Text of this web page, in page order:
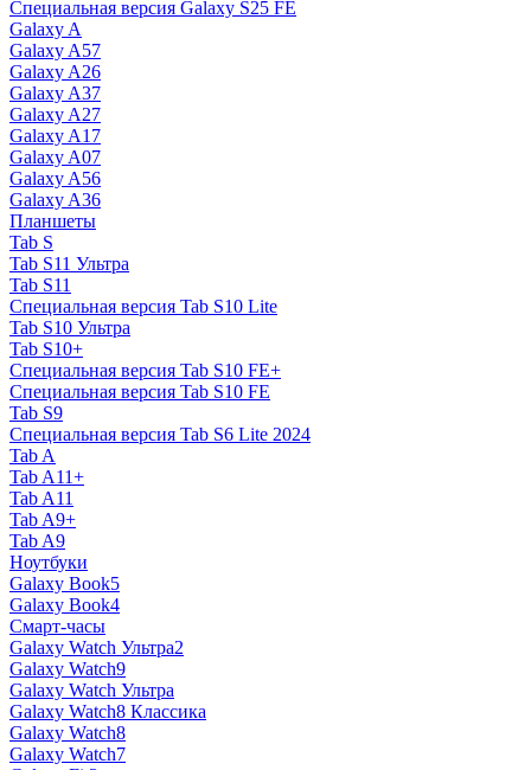
Специальная версия Galaxy S25 FE
Galaxy A
Galaxy A57
Galaxy A26
Galaxy A37
Galaxy A27
Galaxy A17
Galaxy A07
Galaxy A56
Galaxy A36
Планшеты
Tab S
Tab S11 Ультра
Tab S11
Специальная версия Tab S10 Lite
Tab S10 Ультра
Tab S10+
Специальная версия Tab S10 FE+
Специальная версия Tab S10 FE
Tab S9
Специальная версия Tab S6 Lite 2024
Tab A
Tab A11+
Tab A11
Tab A9+
Tab A9
Ноутбуки
Galaxy Book5
Galaxy Book4
Смарт-часы
Galaxy Watch Ультра2
Galaxy Watch9
Galaxy Watch Ультра
Galaxy Watch8 Классика
Galaxy Watch8
Galaxy Watch7